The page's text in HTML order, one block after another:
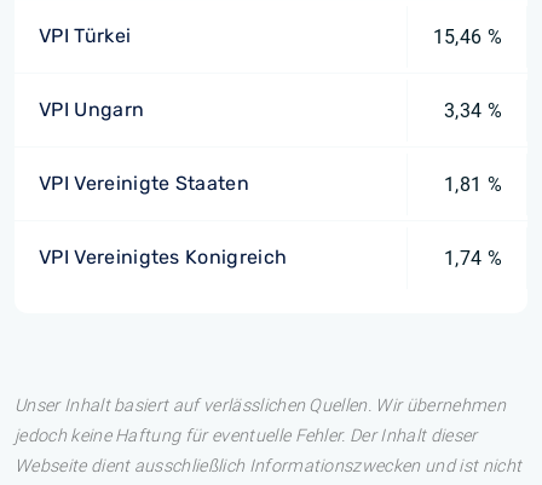
VPI Türkei 15,46 %
VPI Ungarn 3,34 %
VPI Vereinigte Staaten 1,81 %
VPI Vereinigtes Konigreich 1,74 %
Unser Inhalt basiert auf verlässlichen Quellen. Wir übernehmen
jedoch keine Haftung für eventuelle Fehler. Der Inhalt dieser
Webseite dient ausschließlich Informationszwecken und ist nicht